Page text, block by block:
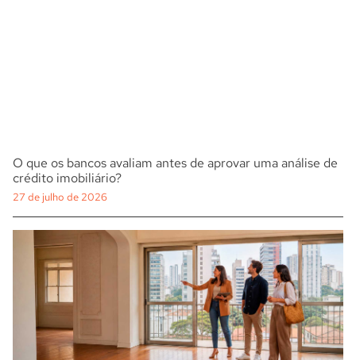
O que os bancos avaliam antes de aprovar uma análise de
crédito imobiliário?
27 de julho de 2026